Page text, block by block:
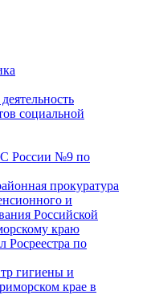
социальной
России №9 по
прокуратура
и
Российской
краю
Росреестра по
гигиены и
крае в